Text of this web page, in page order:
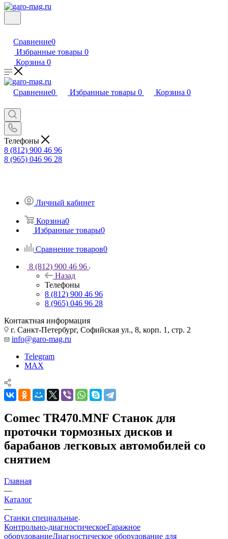
Сравнение0
Избранные товары 0
Корзина 0
Сравнение0 Избранные товары 0 Корзина 0
Телефоны
8 (812) 900 46 96
8 (965) 046 96 28
Личный кабинет
Корзина0
Избранные товары0
Сравнение товаров0
8 (812) 900 46 96
Назад
Телефоны
8 (812) 900 46 96
8 (965) 046 96 28
Контактная информация
г. Санкт-Петербург, Софийская ул., 8, корп. 1, стр. 2
info@garo-mag.ru
Telegram
MAX
Comec TR470.MNF Станок для
проточки тормозных дисков и
барабанов легковых автомобилей со
снятием
Главная
—
Каталог
—
Станки специальные
Контрольно-диагностическоеГаражное
оборудованиеДиагностическое оборудование для